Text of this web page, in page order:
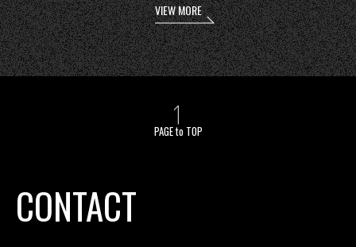
VIEW MORE
PAGE to TOP
CONTACT